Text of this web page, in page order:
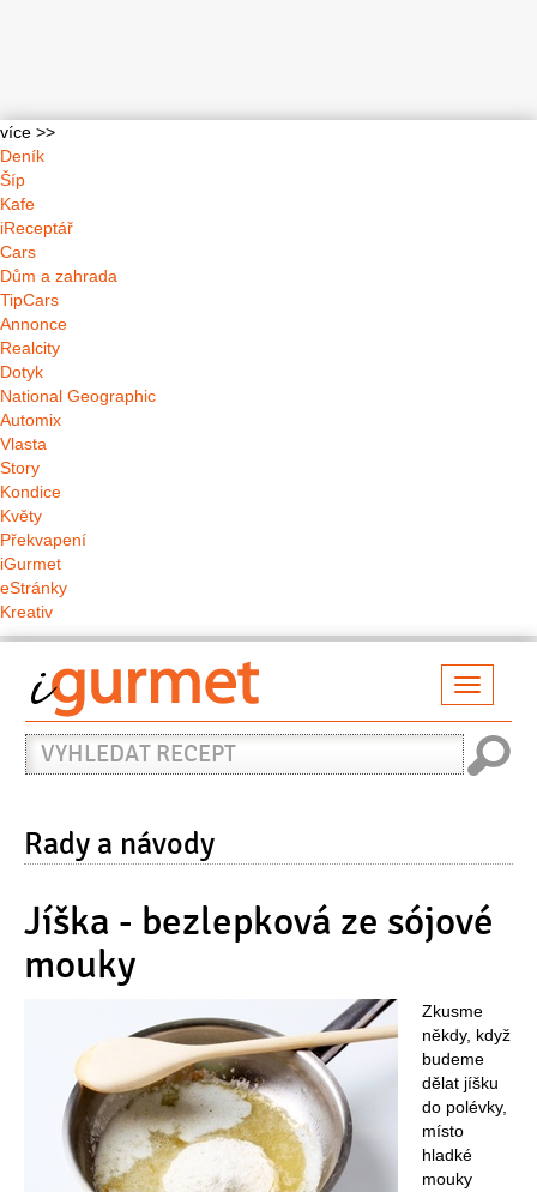
více >>
Deník
Šíp
Kafe
iReceptář
Cars
Dům a zahrada
TipCars
Annonce
Realcity
Dotyk
National Geographic
Automix
Vlasta
Story
Kondice
Květy
Překvapení
iGurmet
eStránky
Kreativ
Vyhledat
recept
Rady a návody
Jíška - bezlepková ze sójové
mouky
Zkusme
někdy, když
budeme
dělat jíšku
do polévky,
místo
hladké
mouky